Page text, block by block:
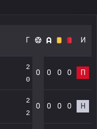
Г И
2
0
0 0 0 0 П
2
2
0 0 0 0 Н